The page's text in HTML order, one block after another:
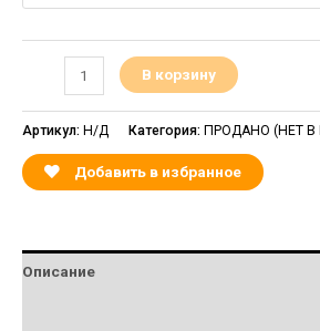
В корзину
Артикул: Н/Д Категория: ПРОДАНО (НЕТ В
Добавить в избранное
Описание